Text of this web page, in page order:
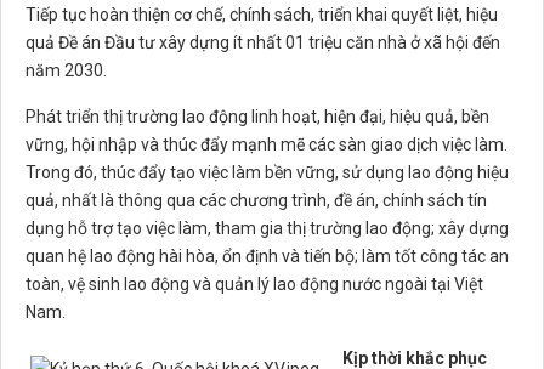
Tiếp tục hoàn thiện cơ chế, chính sách, triển khai quyết liệt, hiệu
quả Đề án Đầu tư xây dựng ít nhất 01 triệu căn nhà ở xã hội đến
năm 2030.
Phát triển thị trường lao động linh hoạt, hiện đại, hiệu quả, bền
vững, hội nhập và thúc đẩy mạnh mẽ các sàn giao dịch việc làm.
Trong đó, thúc đẩy tạo việc làm bền vững, sử dụng lao động hiệu
quả, nhất là thông qua các chương trình, đề án, chính sách tín
dụng hỗ trợ tạo việc làm, tham gia thị trường lao động; xây dựng
quan hệ lao động hài hòa, ổn định và tiến bộ; làm tốt công tác an
toàn, vệ sinh lao động và quản lý lao động nước ngoài tại Việt
Nam.
Kịp thời khắc phục